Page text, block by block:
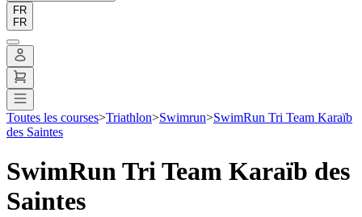
FR
FR
Toutes les courses>Triathlon>Swimrun>SwimRun Tri Team Karaïb
des Saintes
SwimRun Tri Team Karaïb des
Saintes